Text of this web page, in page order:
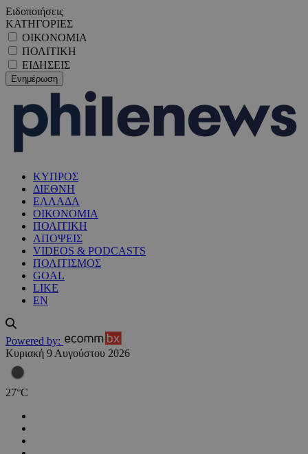
Ειδοποιήσεις
ΚΑΤΗΓΟΡΙΕΣ
ΟΙΚΟΝΟΜΙΑ
ΠΟΛΙΤΙΚΗ
ΕΙΔΗΣΕΙΣ
ΚΥΠΡΟΣ
ΔΙΕΘΝΗ
ΕΛΛΑΔΑ
ΟΙΚΟΝΟΜΙΑ
ΠΟΛΙΤΙΚΗ
ΑΠΟΨΕΙΣ
VIDEOS & PODCASTS
ΠΟΛΙΤΙΣΜΟΣ
GOAL
LIKE
EN
Powered by:
Κυριακή 9 Αυγούστου 2026
27°C